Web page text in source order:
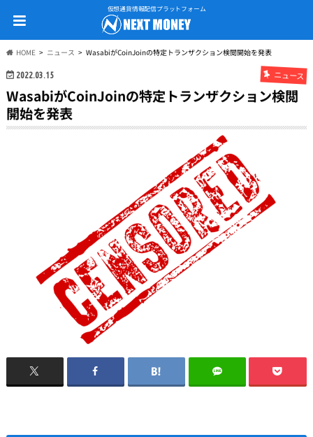
仮想通貨情報配信プラットフォーム
HOME ニュース WasabiがCoinJoinの特定トランザクション検閲開始を発表
2022.03.15 ニュース
WasabiがCoinJoinの特定トランザクション検閲
開始を発表